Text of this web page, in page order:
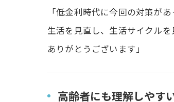
「低金利時代に今回の対策が
生活を見直し、生活サイクルを
ありがとうございます」
高齢者にも理解しやす